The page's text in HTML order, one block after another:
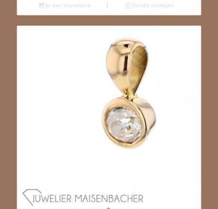
In den Warenkorb Details anzeigen